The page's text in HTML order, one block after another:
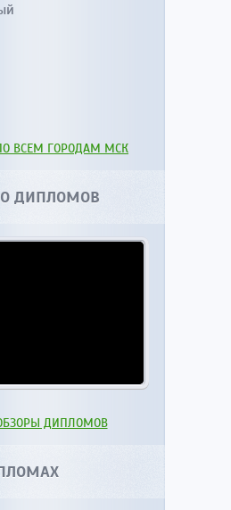
ВСЕМ ГОРОДАМ МСК
ДИПЛОМОВ
ДИПЛОМОВ